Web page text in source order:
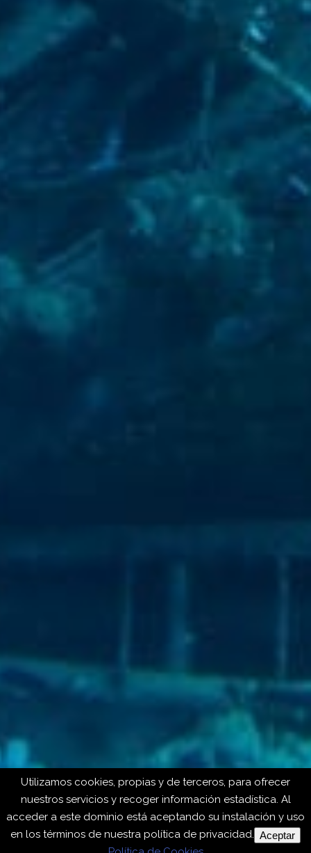
Utilizamos cookies, propias y de terceros, para ofrecer
nuestros servicios y recoger información estadística. Al
acceder a este dominio está aceptando su instalación y uso
en los términos de nuestra política de privacidad. Aceptar